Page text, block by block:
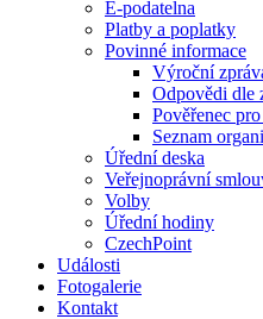
E-podatelna
Platby a poplatky
Povinné informace
Výroční
Odpovědi dle
Pověřenec
Seznam
Úřední deska
Veřejnoprávní
Volby
Úřední hodiny
CzechPoint
Události
Fotogalerie
Kontakt